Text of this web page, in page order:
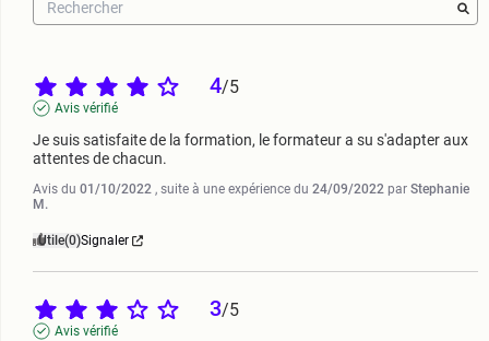
4/5
Avis vérifié
Je suis satisfaite de la formation, le formateur a su s'adapter aux
attentes de chacun.
Avis du 01/10/2022 , suite à une expérience du 24/09/2022 par Stephanie
M.
Utile(0)Signaler
3/5
Avis vérifié